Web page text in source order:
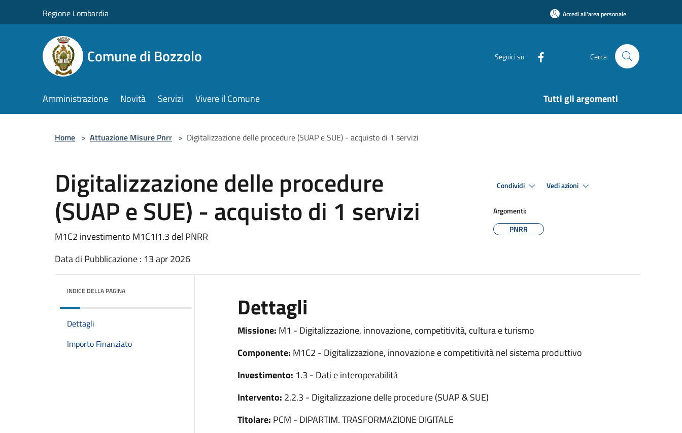
Regione Lombardia Accedi all'area personale
Comune di Bozzolo Seguici su Cerca
Amministrazione Novità Servizi Vivere il Comune Tutti gli argomenti
Home > Attuazione Misure Pnrr > Digitalizzazione delle procedure (SUAP e SUE) - acquisto di 1 servizi
Digitalizzazione delle procedure
(SUAP e SUE) - acquisto di 1 servizi
M1C2 investimento M1C1I1.3 del PNRR
Data di Pubblicazione : 13 apr 2026
Condividi Vedi azioni
Argomenti:
PNRR
INDICE DELLA PAGINA
Dettagli
Importo Finanziato
Dettagli
Missione: M1 - Digitalizzazione, innovazione, competitività, cultura e turismo
Componente: M1C2 - Digitalizzazione, innovazione e competitività nel sistema produttivo
Investimento: 1.3 - Dati e interoperabilità
Intervento: 2.2.3 - Digitalizzazione delle procedure (SUAP & SUE)
Titolare: PCM - DIPARTIM. TRASFORMAZIONE DIGITALE